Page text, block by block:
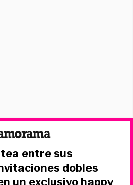
entre sus
dobles